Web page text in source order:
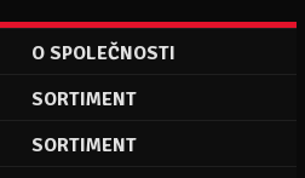
O SPOLEČNOSTI
SORTIMENT
SORTIMENT